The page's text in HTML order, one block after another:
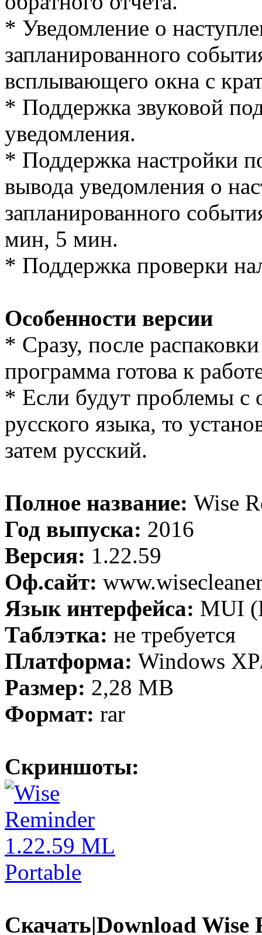
* Уведомление о
запланированного
всплывающего окна с
* Поддержка звуковой
уведомления.
* Поддержка настройки
вывода уведомления о
запланированного
мин, 5 мин.
* Поддержка проверки
Особенности версии
* Сразу, после
программа готова к
* Если будут проблемы с
русского языка, то
затем русский.
Полное название: Wise
Год выпуска: 2016
Версия: 1.22.59
Оф.сайт:
Язык интерфейса: MUI
Таблэтка: не требуется
Платформа: Windows
Размер: 2,28 МB
Формат: rar
Скриншоты:
Скачать|Download